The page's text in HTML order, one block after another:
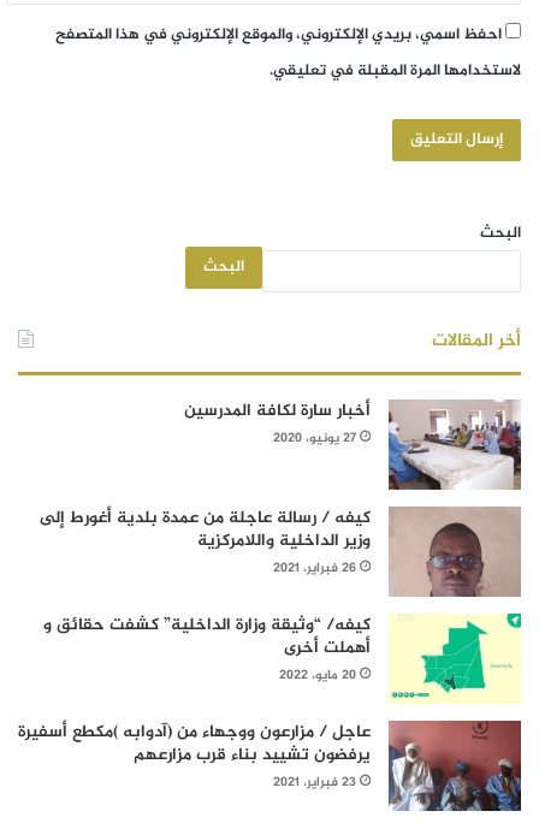
احفظ اسمي، بريدي الإلكتروني، والموقع الإلكتروني في هذا المتصفح
لاستخدامها المرة المقبلة في تعليقي.
البحث
البحث
أخر المقالات
أخبار سارة لكافة المدرسين
27 يونيو، 2020
كيفه / رسالة عاجلة من عمدة بلدية أغورط إلى
وزير الداخلية واللامركزية
26 فبراير، 2021
كيفه/ “وثيقة وزارة الداخلية” كشفت حقائق و
أهملت أخرى
20 مايو، 2022
عاجل / مزارعون ووجهاء من (آدوابه )مكطع أسفيرة
يرفضون تشييد بناء قرب مزارعهم
23 فبراير، 2021